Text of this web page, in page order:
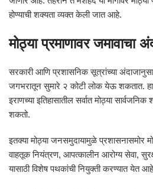
होण्याची शक्यता व्यक्त केली जात आहे.
मोठ्या प्रमाणावर जमावाचा
सरकारी आणि प्रशासनिक सूत्रांच्या
जगभरातून सुमारे २ कोटी लोक येऊ शकतात. हा
इराणच्या इतिहासातील सर्वात मोठ्या
शकतो.
इतक्या मोठ्या जनसमुदायामुळे प्रशासनासमोर
वाहतूक नियंत्रण, आपत्कालीन आरोग्य सेवा,
यासाठी विशेष पथकांची नियुक्ती करण्यात येत